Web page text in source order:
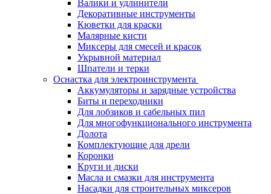
Валики и удлинители
Декоративные инструменты
Кюветки для краски
Малярные кисти
Миксеры для смесей и красок
Укрывной материал
Шпатели и терки
Оснастка для электроинструмента
Аккумуляторы и зарядные устройства
Биты и переходники
Для лобзиков и сабельных пил
Для многофункционального инструмента
Долота
Комплектующие для дрели
Коронки
Круги и диски
Масла и смазки для инструмента
Насадки для строительных миксеров